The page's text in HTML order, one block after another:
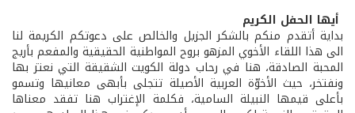
أيها الحفل الكريم
بداية أتقدم منكم بالشكر الجزيل والخالص على دعوتكم الكريمة لنا
الى هذا اللقاء الأخوي المزهو بروح المواطنية الحقيقية والمفعم بأريج
المحبة الصادقة، هنا في رحاب دولة الكويت الشقيقة التي نعتز بها
ونفتخر، حيث الأخوّة العربية الأصيلة تتجلى بأبهى معانيها وتسمو
بأعلى قيمها النبيلة السامية، فكلمة الإغتراب هنا تفقد معناها